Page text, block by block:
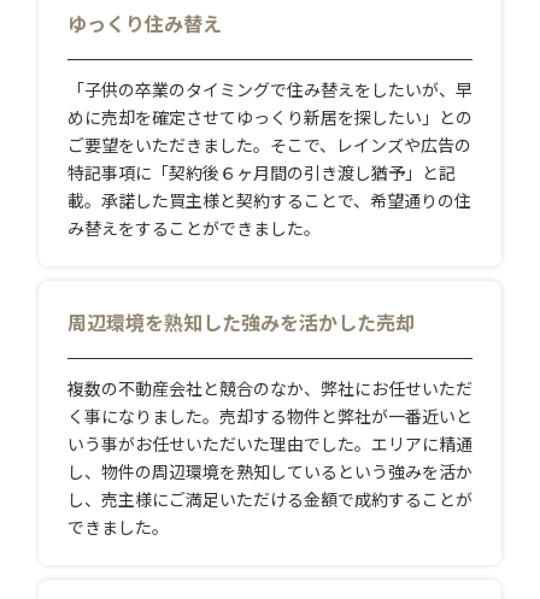
ゆっくり住み替え
「子供の卒業のタイミングで住み替えをしたいが、早
めに売却を確定させてゆっくり新居を探したい」との
ご要望をいただきました。そこで、レインズや広告の
特記事項に「契約後６ヶ月間の引き渡し猶予」と記
載。承諾した買主様と契約することで、希望通りの住
み替えをすることができました。
周辺環境を熟知した強みを活かした売却
複数の不動産会社と競合のなか、弊社にお任せいただ
く事になりました。売却する物件と弊社が一番近いと
いう事がお任せいただいた理由でした。エリアに精通
し、物件の周辺環境を熟知しているという強みを活か
し、売主様にご満足いただける金額で成約することが
できました。